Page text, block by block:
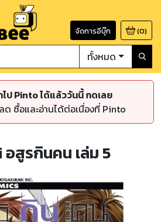
จัดการอีบุ๊ก (0)
ทั้งหมด
ป Pinto ได้แล้ววันนี้ กดเลย
ซื้อและอ่านได้ต่อเนื่องที่ Pinto
สูรกินคน เล่ม 5